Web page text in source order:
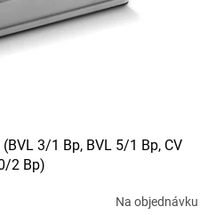
(BVL 3/1 Bp, BVL 5/1 Bp, CV
2 Bp)
Na objednávku